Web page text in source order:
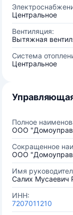
Центральное
Вентиляция:
Вытяжная
Система
Центральное
Полное
ООО
Сокращенное
ООО
Имя
Салих Мусаевич
ИНН:
7207011210